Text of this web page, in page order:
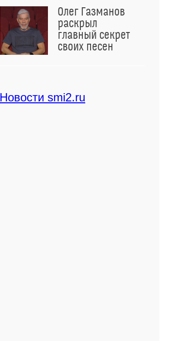
Олег Газманов
раскрыл
главный секрет
своих песен
Новости smi2.ru